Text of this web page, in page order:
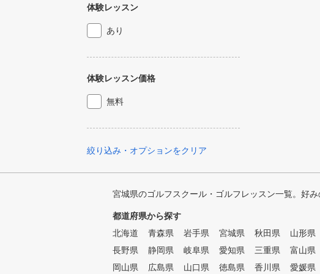
体験レッスン
あり
体験レッスン価格
無料
絞り込み・オプションをクリア
宮城県のゴルフスクール・ゴルフレッスン一覧。好
都道府県から探す
北海道
青森県 岩手県 宮城県 秋田県 山形県
長野県
静岡県 岐阜県 愛知県 三重県 富山県
岡山県
広島県 山口県 徳島県 香川県 愛媛県